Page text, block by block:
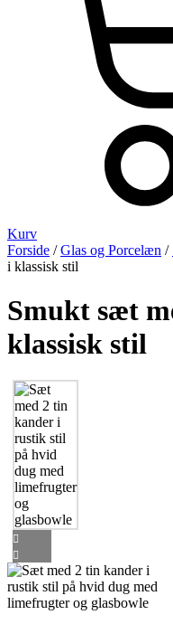
Kurv
Forside /Glas og Porcelæn /
i klassisk stil
Smukt sæt
klassisk stil